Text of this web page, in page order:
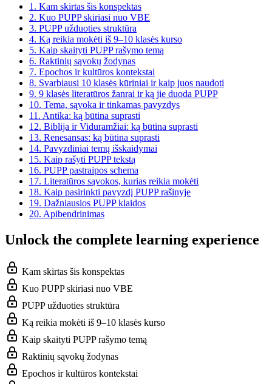
1. Kam skirtas šis konspektas
2. Kuo PUPP skiriasi nuo VBE
3. PUPP užduoties struktūra
4. Ką reikia mokėti iš 9–10 klasės kurso
5. Kaip skaityti PUPP rašymo temą
6. Raktinių sąvokų žodynas
7. Epochos ir kultūros kontekstai
8. Svarbiausi 10 klasės kūriniai ir kaip juos naudoti
9. 9 klasės literatūros žanrai ir ką jie duoda PUPP
10. Tema, sąvoka ir tinkamas pavyzdys
11. Antika: ką būtina suprasti
12. Biblija ir Viduramžiai: ką būtina suprasti
13. Renesansas: ką būtina suprasti
14. Pavyzdiniai temų išskaidymai
15. Kaip rašyti PUPP tekstą
16. PUPP pastraipos schema
17. Literatūros sąvokos, kurias reikia mokėti
18. Kaip pasirinkti pavyzdį PUPP rašinyje
19. Dažniausios PUPP klaidos
20. Apibendrinimas
Unlock the complete learning experience
Kam skirtas šis konspektas
Kuo PUPP skiriasi nuo VBE
PUPP užduoties struktūra
Ką reikia mokėti iš 9–10 klasės kurso
Kaip skaityti PUPP rašymo temą
Raktinių sąvokų žodynas
Epochos ir kultūros kontekstai